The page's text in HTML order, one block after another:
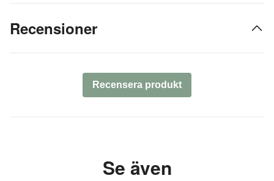
Recensioner
Recensera produkt
Se även